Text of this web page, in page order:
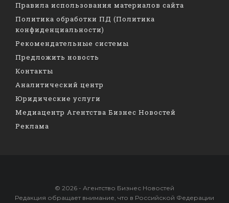
Правила использования материалов сайта
Политика обработки ПД (Политика
конфиденциальности)
Рекомендательные системы
Предложить новость
Контакты
Аналитический центр
Юридические услуги
Медиацентр Агентства Бизнес Новостей
Реклама
© 2026 - Агентство Бизнес Новостей
Редакция обращает внимание, что в Российской Федерации